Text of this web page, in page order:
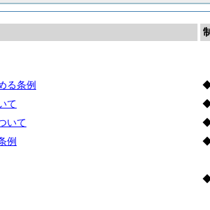
る条例
◆
て
◆
いて
◆
例
◆
◆